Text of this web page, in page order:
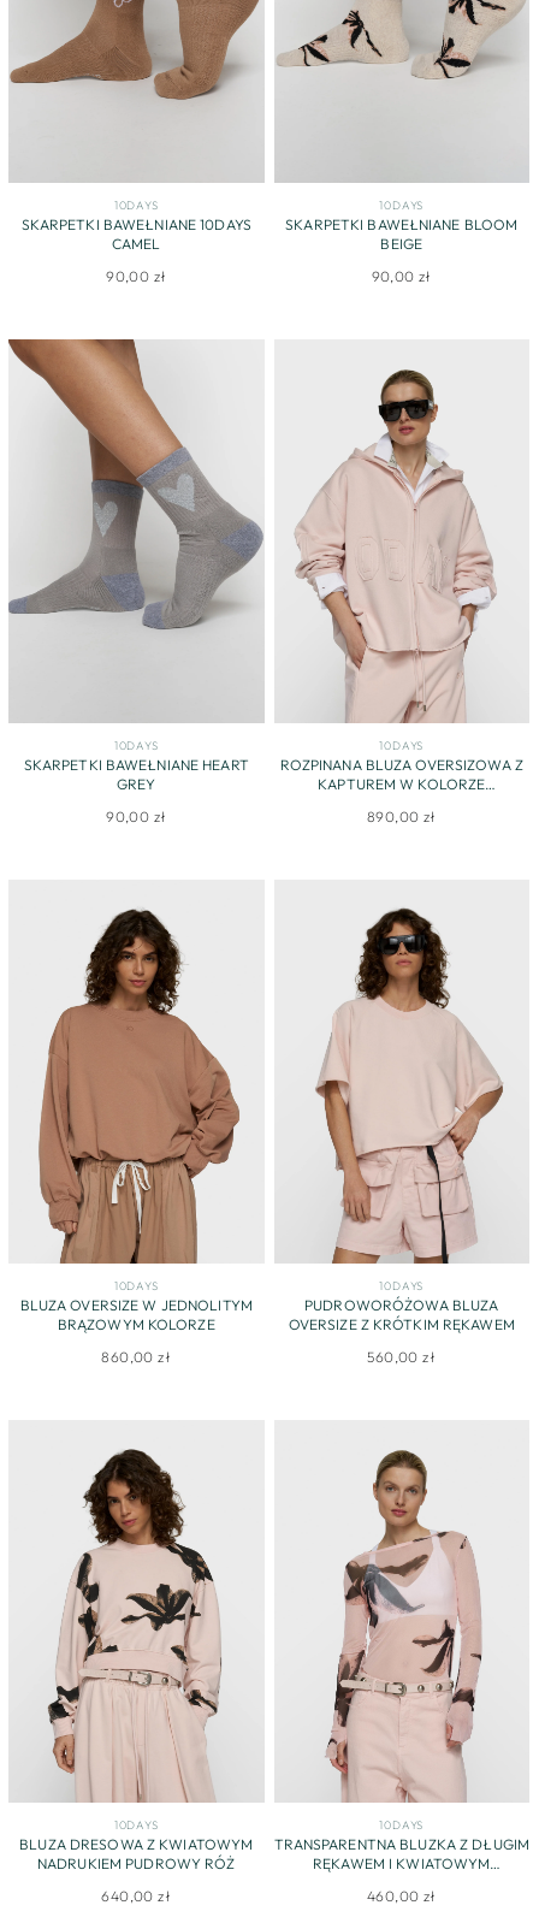
10DAYS
SKARPETKI BAWEŁNIANE 10DAYS
CAMEL
90,00 zł
10DAYS
SKARPETKI BAWEŁNIANE BLOOM
BEIGE
90,00 zł
10DAYS
SKARPETKI BAWEŁNIANE HEART
GREY
90,00 zł
10DAYS
ROZPINANA BLUZA OVERSIZOWA Z
KAPTUREM W KOLORZE
890,00 zł
10DAYS
BLUZA OVERSIZE W JEDNOLITYM
BRĄZOWYM KOLORZE
860,00 zł
10DAYS
PUDROWORÓŻOWA BLUZA
OVERSIZE Z KRÓTKIM RĘKAWEM
560,00 zł
10DAYS
BLUZA DRESOWA Z KWIATOWYM
NADRUKIEM PUDROWY RÓŻ
640,00 zł
10DAYS
TRANSPARENTNA BLUZKA Z DŁUGIM
RĘKAWEM I KWIATOWYM
460,00 zł